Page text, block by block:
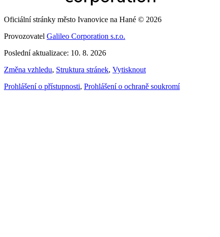
Oficiální stránky město Ivanovice na Hané © 2026
Provozovatel Galileo Corporation s.r.o.
Poslední aktualizace: 10. 8. 2026
Změna vzhledu, Struktura stránek, Vytisknout
Prohlášení o přístupnosti, Prohlášení o ochraně soukromí